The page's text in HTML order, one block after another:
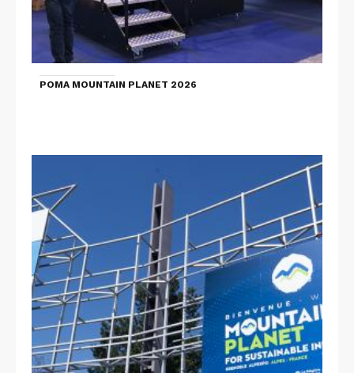
POMA MOUNTAIN PLANET 2026